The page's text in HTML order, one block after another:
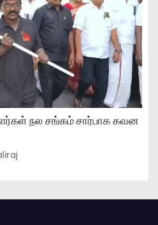
நல சங்கம் சார்பாக கவன